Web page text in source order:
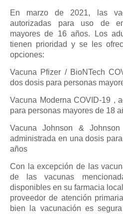
En marzo de 2021, las
autorizadas para uso de
mayores de 16 años. Los
tienen prioridad y se les
opciones:
Vacuna Pfizer / BioNTech
dos dosis para personas
Vacuna Moderna COVID-19 ,
para personas mayores de 18
Vacuna Johnson &
administrada en una dosis
años
Con la excepción de las
de las vacunas
disponibles en su farmacia
proveedor de atención
bien la vacunación es